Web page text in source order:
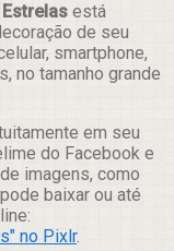
está
de seu
smartphone,
no tamanho grande
em seu
do Facebook e
imagens, como
baixar ou até
no Pixlr.